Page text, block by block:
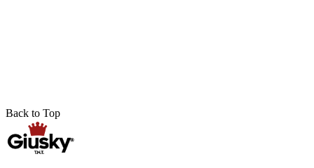
Back to Top